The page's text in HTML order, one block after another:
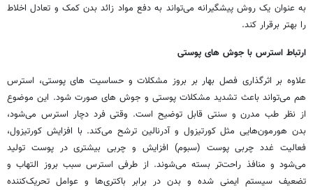
به عنوان یک روش پیشگیرانه می‌تواند به دفع مواد زائد بدن کمک و تعادل اخلاط
را بهتر برقرار کند.
ارتباط استرس با جوش های پوستی
علاوه بر اثرگذاری فصل بهار بر بروز مشکلات و حساسیت های پوستی، استرس
هم می‌تواند باعث تشدید مشکلات پوستی و جوش های صورت شود. این موضوع
از نظر طب مدرن و سنتی قابل توضیح است. وقتی فرد دچار استرس می‌شود،
بدن هورمون‌هایی مثل کورتیزول و آدرنالین ترشح می‌کند. با افزایش کورتیزول،
فعالیت غدد چربی پوست (سبوم) افزایش و چربی بیشتری در پوست تولید
می‌شود و منافذ راحت‌تر بسته می‌شوند. از طرفی استرس سبب بروز التهاب و
تضعیف سیستم ایمنی شده و بدن در برابر باکتری‌ها و عوامل تحریک‌کننده